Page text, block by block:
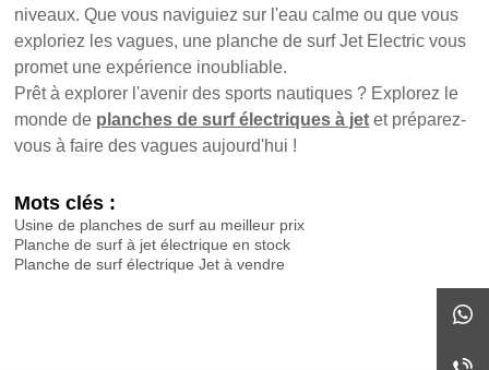
niveaux. Que vous naviguiez sur l'eau calme ou que vous
exploriez les vagues, une planche de surf Jet Electric vous
promet une expérience inoubliable.
Prêt à explorer l'avenir des sports nautiques ? Explorez le
monde de planches de surf électriques à jet et préparez-
vous à faire des vagues aujourd'hui !
Mots clés :
Usine de planches de surf au meilleur prix
Planche de surf à jet électrique en stock
Planche de surf électrique Jet à vendre